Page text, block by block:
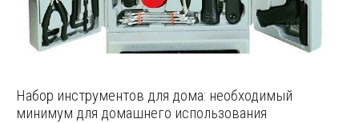
Набор инструментов для дома: необходимый
минимум для домашнего использования